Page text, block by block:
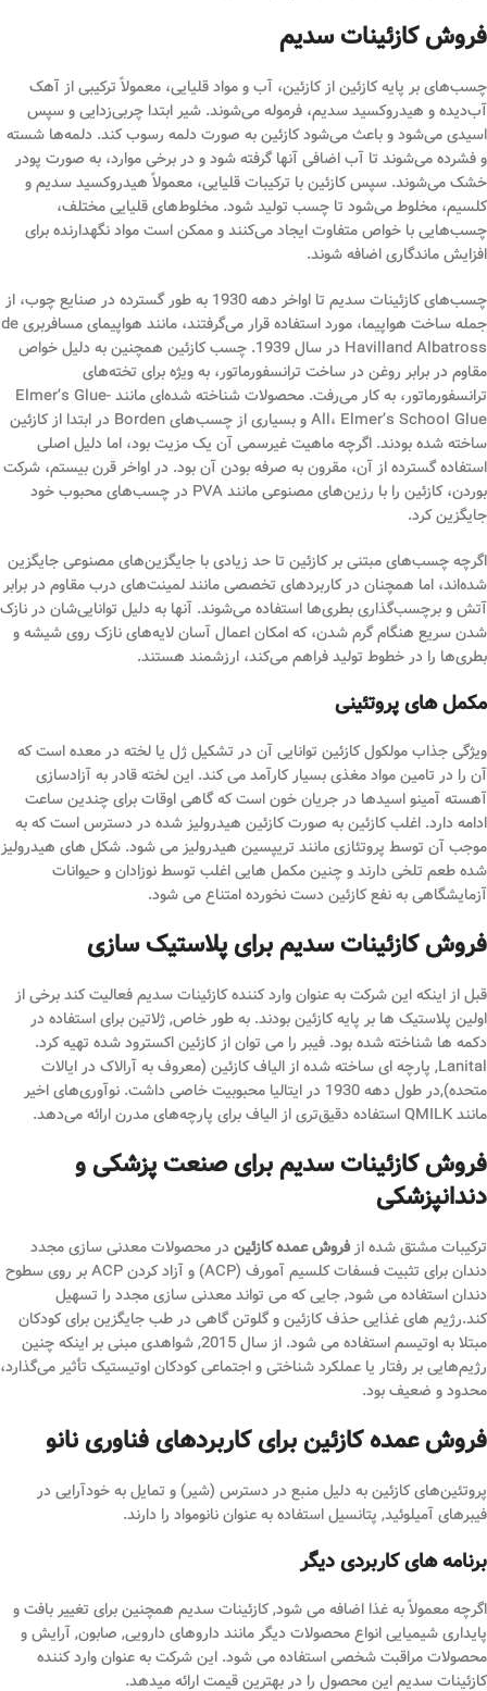
فروش کازئینات سدیم
چسب‌های بر پایه کازئین از کازئین، آب و مواد قلیایی، معمولاً ترکیبی از آهک
آب‌دیده و هیدروکسید سدیم، فرموله می‌شوند. شیر ابتدا چربی‌زدایی و سپس
اسیدی می‌شود و باعث می‌شود کازئین به صورت دلمه رسوب کند. دلمه‌ها شسته
و فشرده می‌شوند تا آب اضافی آنها گرفته شود و در برخی موارد، به صورت پودر
خشک می‌شوند. سپس کازئین با ترکیبات قلیایی، معمولاً هیدروکسید سدیم و
کلسیم، مخلوط می‌شود تا چسب تولید شود. مخلوط‌های قلیایی مختلف،
چسب‌هایی با خواص متفاوت ایجاد می‌کنند و ممکن است مواد نگهدارنده برای
افزایش ماندگاری اضافه شوند.
چسب‌های کازئینات سدیم تا اواخر دهه 1930 به طور گسترده در صنایع چوب، از
جمله ساخت هواپیما، مورد استفاده قرار می‌گرفتند، مانند هواپیمای مسافربری de
Havilland Albatross در سال 1939. چسب کازئین همچنین به دلیل خواص
مقاوم در برابر روغن در ساخت ترانسفورماتور، به ویژه برای تخته‌های
ترانسفورماتور، به کار می‌رفت. محصولات شناخته شده‌ای مانند Elmer’s Glue-
All، Elmer’s School Glue و بسیاری از چسب‌های Borden در ابتدا از کازئین
ساخته شده بودند. اگرچه ماهیت غیرسمی آن یک مزیت بود، اما دلیل اصلی
استفاده گسترده از آن، مقرون به صرفه بودن آن بود. در اواخر قرن بیستم، شرکت
بوردن، کازئین را با رزین‌های مصنوعی مانند PVA در چسب‌های محبوب خود
جایگزین کرد.
اگرچه چسب‌های مبتنی بر کازئین تا حد زیادی با جایگزین‌های مصنوعی جایگزین
شده‌اند، اما همچنان در کاربردهای تخصصی مانند لمینت‌های درب مقاوم در برابر
آتش و برچسب‌گذاری بطری‌ها استفاده می‌شوند. آنها به دلیل توانایی‌شان در نازک
شدن سریع هنگام گرم شدن، که امکان اعمال آسان لایه‌های نازک روی شیشه و
بطری‌ها را در خطوط تولید فراهم می‌کند، ارزشمند هستند.
مکمل های پروتئینی
ویژگی جذاب مولکول کازئین توانایی آن در تشکیل ژل یا لخته در معده است که
آن را در تامین مواد مغذی بسیار کارآمد می کند. این لخته قادر به آزادسازی
آهسته آمینو اسیدها در جریان خون است که گاهی اوقات برای چندین ساعت
ادامه دارد. اغلب کازئین به صورت کازئین هیدرولیز شده در دسترس است که به
موجب آن توسط پروتئازی مانند تریپسین هیدرولیز می شود. شکل های هیدرولیز
شده طعم تلخی دارند و چنین مکمل هایی اغلب توسط نوزادان و حیوانات
آزمایشگاهی به نفع کازئین دست نخورده امتناع می شود.
فروش کازئینات سدیم برای پلاستیک سازی
قبل از اینکه این شرکت به عنوان وارد کننده کازئینات سدیم فعالیت کند برخی از
اولین پلاستیک ها بر پایه کازئین بودند. به طور خاص, ژلاتین برای استفاده در
دکمه ها شناخته شده بود. فیبر را می توان از کازئین اکسترود شده تهیه کرد.
Lanital, پارچه ای ساخته شده از الیاف کازئین (معروف به آرالاک در ایالات
متحده),در طول دهه 1930 در ایتالیا محبوبیت خاصی داشت. نوآوری‌های اخیر
مانند QMILK استفاده دقیق‌تری از الیاف برای پارچه‌های مدرن ارائه می‌دهد.
فروش کازئینات سدیم برای صنعت پزشکی و
دندانپزشکی
ترکیبات مشتق شده ازفروش عمده کازئیندر محصولات معدنی سازی مجدد
دندان برای تثبیت فسفات کلسیم آمورف (ACP) و آزاد کردن ACP بر روی سطوح
دندان استفاده می شود, جایی که می تواند معدنی سازی مجدد را تسهیل
کند.رژیم های غذایی حذف کازئین و گلوتن گاهی در طب جایگزین برای کودکان
مبتلا به اوتیسم استفاده می شود. از سال 2015, شواهدی مبنی بر اینکه چنین
رژیم‌هایی بر رفتار یا عملکرد شناختی و اجتماعی کودکان اوتیستیک تأثیر می‌گذارد،
محدود و ضعیف بود.
فروش عمده کازئین برای کاربردهای فناوری نانو
پروتئین‌های کازئین به دلیل منبع در دسترس (شیر) و تمایل به خودآرایی در
فیبرهای آمیلوئید, پتانسیل استفاده به عنوان نانومواد را دارند.
برنامه های کاربردی دیگر
اگرچه معمولاً به غذا اضافه می شود, کازئینات سدیم همچنین برای تغییر بافت و
پایداری شیمیایی انواع محصولات دیگر مانند داروهای دارویی, صابون, آرایش و
محصولات مراقبت شخصی استفاده می شود. این شرکت به عنوان وارد کننده
کازئینات سدیم این محصول را در بهترین قیمت ارائه میدهد.